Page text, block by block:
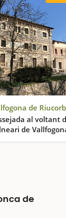
de Riucorb
al voltant
de
de